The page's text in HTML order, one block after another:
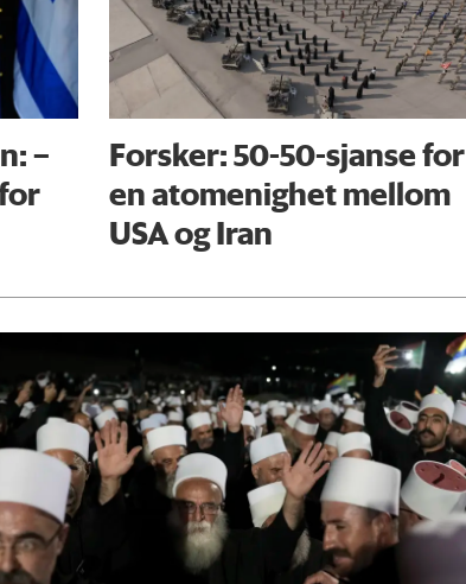
–
Forsker: 50-50-sjanse for
en atomenighet mellom
USA og Iran